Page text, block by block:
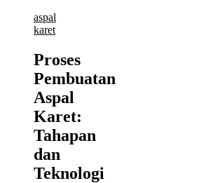
aspal
karet
Proses
Pembuatan
Aspal
Karet:
Tahapan
dan
Teknologi